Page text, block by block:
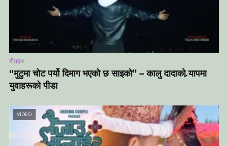
गीतहरु
“मुटुमा चोट पर्यो दिमाग भएको छ साइको” – कालु दादाको र्‍यापमा
युवाहरूको पीडा
VIDEO